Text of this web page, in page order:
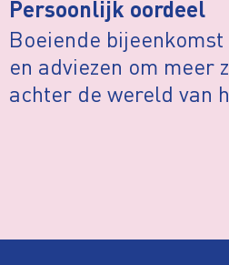
Persoonlijk oordeel
Boeiende
en adviezen om meer
achter de wereld van